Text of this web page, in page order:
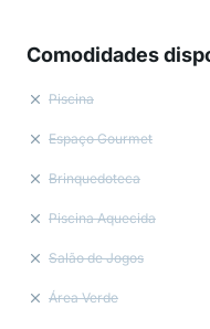
Comodidades
Piscina
Espaço Gourmet
Brinquedoteca
Piscina Aquecida
Salão de Jogos
Área Verde